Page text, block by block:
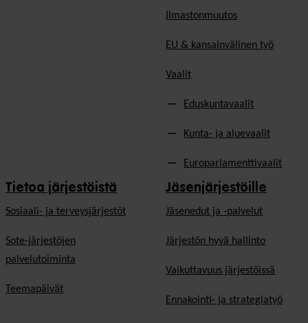
Ilmastonmuutos
EU & kansainvälinen työ
Vaalit
Eduskuntavaalit
Kunta- ja aluevaalit
Europarlamenttivaalit
Tietoa järjestöistä
Sosiaali- ja terveysjärjestöt
Sote-järjestöjen
palvelutoiminta
Teemapäivät
Jäsenjärjestöille
Jäsen­edut ja -palvelut
Järjestön hyvä hallinto
Vaikuttavuus järjestöissä
Ennakointi- ja strategiatyö